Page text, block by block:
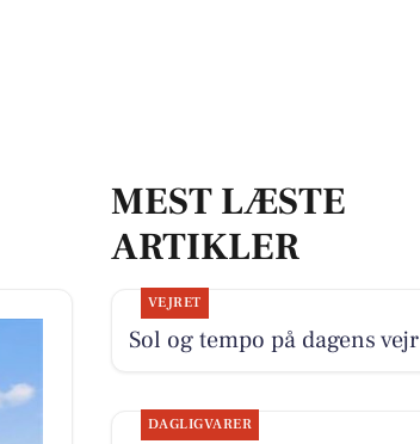
MEST LÆSTE
ARTIKLER
VEJRET
Sol og tempo på dagens vejr
DAGLIGVARER